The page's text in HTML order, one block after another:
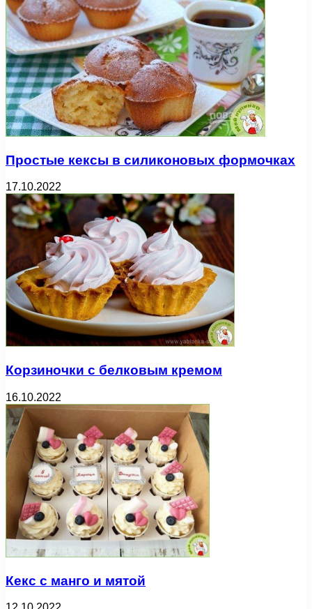
Простые кексы в силиконовых формочках
17.10.2022
Корзиночки с белковым кремом
16.10.2022
Кекс с манго и мятой